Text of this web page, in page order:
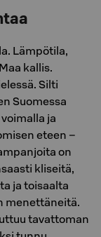
Lämpötila,
kallis.
Silti
Suomessa
ja
eteen –
on
kliseitä,
ja toisaalta
menettäneitä.
tavattoman